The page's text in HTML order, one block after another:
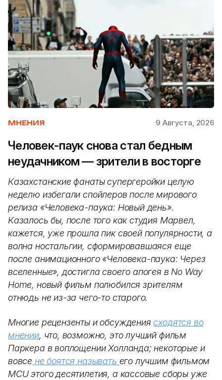
МНЕНИЯ 9 Августа, 2026
Человек-паук снова стал бедным
неудачником — зрители в восторге
Казахстанские фанаты супергеройки целую
неделю избегали спойлеров после мирового
релиза «Человека-паука: Новый день».
Казалось бы, после того как студия Марвел,
кажется, уже прошла пик своей популярности, а
волна ностальгии, сформировавшаяся еще
после анимационного «Человека-паука: Через
вселенные», достигла своего апогея в No Way
Home, новый фильм полюбился зрителям
отнюдь не из-за чего-то старого.
Многие рецензенты и обсуждениясходятся во
мнении, что, возможно, это лучший фильм
Паркера в воплощении Холланда; некоторые и
вовсе не боятся называть его лучшим фильмом
MCU этого десятилетия, а кассовые сборы уже